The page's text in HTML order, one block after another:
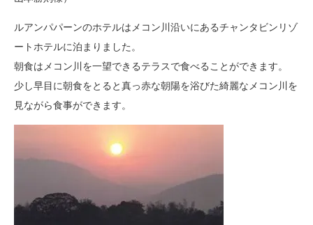
ルアンパパーンのホテルはメコン川沿いにあるチャンタビンリ ゾ
ートホテルに泊まりました。
朝食はメコン川を一望できるテラスで食べることができます。
少し早目に朝食をとると真っ赤な朝陽を浴びた綺麗なメコン川を
見ながら食事ができます。